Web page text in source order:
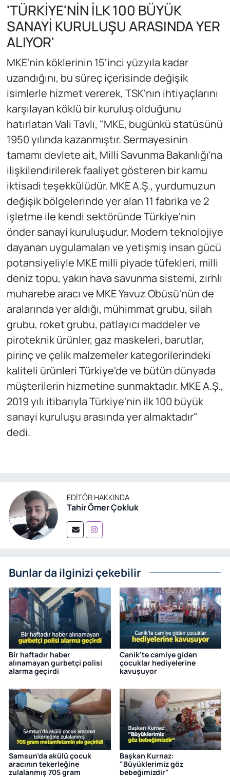
'TÜRKİYE'NİN İLK 100 BÜYÜK
SANAYİ KURULUŞU ARASINDA YER
ALIYOR'
MKE'nin köklerinin 15'inci yüzyıla kadar
uzandığını, bu süreç içerisinde değişik
isimlerle hizmet vererek, TSK'nın ihtiyaçlarını
karşılayan köklü bir kuruluş olduğunu
hatırlatan Vali Tavlı, "MKE, bugünkü statüsünü
1950 yılında kazanmıştır. Sermayesinin
tamamı devlete ait, Milli Savunma Bakanlığı'na
ilişkilendirilerek faaliyet gösteren bir kamu
iktisadi teşekkülüdür. MKE A.Ş., yurdumuzun
değişik bölgelerinde yer alan 11 fabrika ve 2
işletme ile kendi sektöründe Türkiye'nin
önder sanayi kuruluşudur. Modern teknolojiye
dayanan uygulamaları ve yetişmiş insan gücü
potansiyeliyle MKE milli piyade tüfekleri, milli
deniz topu, yakın hava savunma sistemi, zırhlı
muharebe aracı ve MKE Yavuz Obüsü'nün de
aralarında yer aldığı, mühimmat grubu, silah
grubu, roket grubu, patlayıcı maddeler ve
piroteknik ürünler, gaz maskeleri, barutlar,
pirinç ve çelik malzemeler kategorilerindeki
kaliteli ürünleri Türkiye'de ve bütün dünyada
müşterilerin hizmetine sunmaktadır. MKE A.Ş.,
2019 yılı itibarıyla Türkiye'nin ilk 100 büyük
sanayi kuruluşu arasında yer almaktadır"
dedi.
EDITÖR HAKKINDA
Tahir Ömer Çokluk
Bunlar da ilginizi çekebilir
Bir haftadır haber
alınamayan gurbetçi polisi
alarma geçirdi
Canik'te camiye giden
çocuklar hediyelerine
kavuşuyor
Samsun’da akülü çocuk
aracının tekerleğine
zulalanmış 705 gram
Başkan Kurnaz:
"Büyüklerimiz göz
bebeğimizdir"